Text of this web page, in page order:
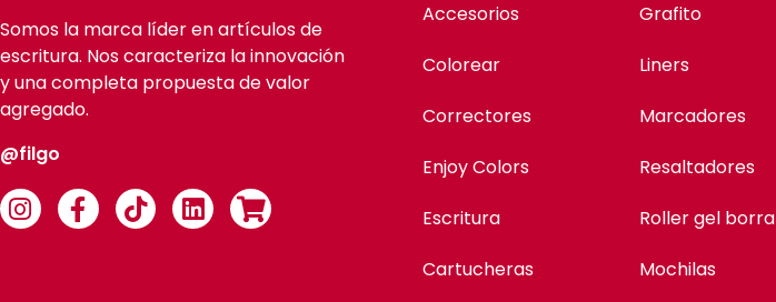
Somos la marca líder en artículos de
escritura. Nos caracteriza la innovación
y una completa propuesta de valor
agregado.
@filgo
Accesorios
Colorear
Correctores
Enjoy Colors
Escritura
Cartucheras
Grafito
Liners
Marcadores
Resaltadores
Roller gel
Mochilas